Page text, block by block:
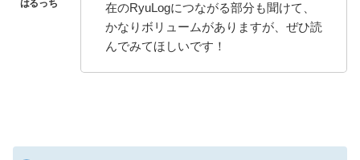
在のRyuLogにつながる部分も聞けて、
かなりボリュームがありますが、ぜひ読
んでみてほしいです！